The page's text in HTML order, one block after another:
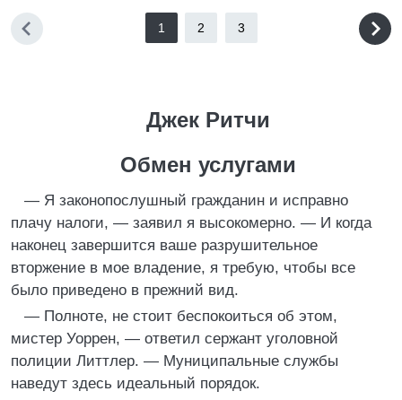
1 2 3
Джек Ритчи
Обмен услугами
— Я законопослушный гражданин и исправно
плачу налоги, — заявил я высокомерно. — И когда
наконец завершится ваше разрушительное
вторжение в мое владение, я требую, чтобы все
было приведено в прежний вид.
— Полноте, не стоит беспокоиться об этом,
мистер Уоррен, — ответил сержант уголовной
полиции Литтлер. — Муниципальные службы
наведут здесь идеальный порядок.